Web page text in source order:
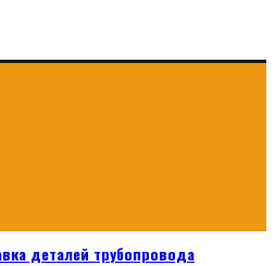
деталей трубопровода